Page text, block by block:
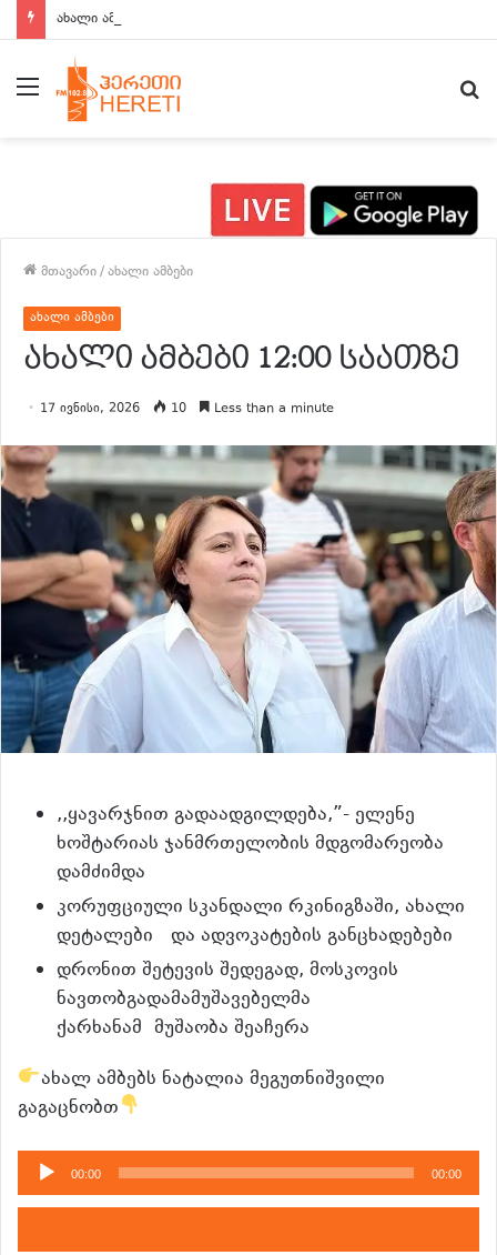
ახალი ამბები 15:00 საათზე
მენიუ
მთავარი/ახალი ამბები
ახალი ამბები
ახალი ამბები 12:00 საათზე
17 ივნისი, 2026 10 Less than a minute
,,ყავარჯნით გადაადგილდება,”- ელენე
ხოშტარიას ჯანმრთელობის მდგომარეობა
დამძიმდა
კორუფციული სკანდალი რკინიგზაში, ახალი
დეტალები და ადვოკატების განცხადებები
დრონით შეტევის შედეგად, მოსკოვის
ნავთობგადამამუშავებელმა
ქარხანამ მუშაობა შეაჩერა
ახალ ამბებს ნატალია მეგუთნიშვილი
გაგაცნობთ
აუდიო
დამკვრელი
00:00 00:00